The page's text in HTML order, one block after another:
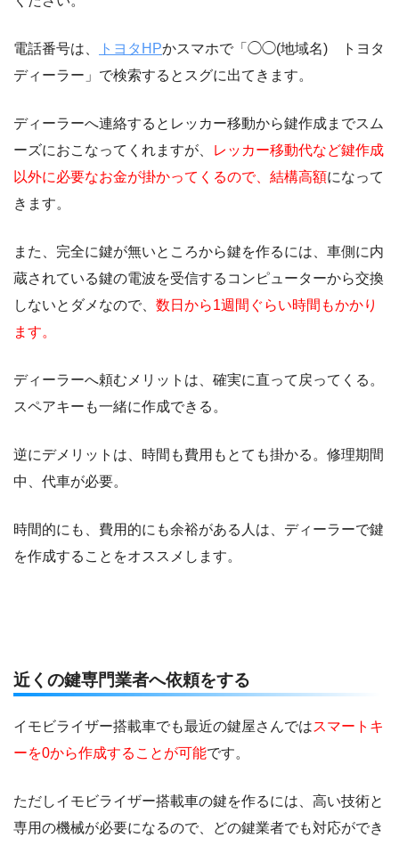
電話番号は、 トヨタHPかスマホで「◯◯(地域名) トヨタ
ディーラー」で検索するとスグに出てきます。
ディーラーへ連絡するとレッカー移動から鍵作成までスム
ーズにおこなってくれますが、
レッカー移動代など鍵作成
以外に必要なお金が掛かってくるので、結構高額になって
きます。
また、完全に鍵が無いところから鍵を作るには、車側に内
蔵されている鍵の電波を受信するコンピューターから交換
しないとダメなので、 数日から1週間ぐらい時間もかかり
ます。
ディーラーへ頼むメリットは、確実に直って戻ってくる。
スペアキーも一緒に作成できる。
逆にデメリットは、時間も費用もとても掛かる。修理期間
中、代車が必要。
時間的にも、費用的にも余裕がある人は、ディーラーで鍵
を作成することをオススメします。
近くの鍵専門業者へ依頼をする
イモビライザー搭載車でも最近の鍵屋さんではスマートキ
ーを0から作成することが可能です。
ただしイモビライザー搭載車の鍵を作るには、高い技術と
専用の機械が必要になるので、どの鍵業者でも対応ができ